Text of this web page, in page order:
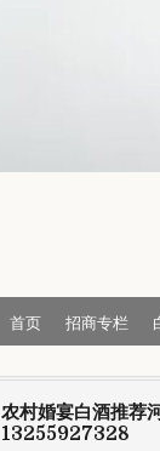
首页 招商专栏
农村婚宴白酒推荐
13255927328